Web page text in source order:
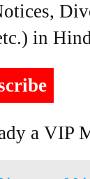
in
a VIP